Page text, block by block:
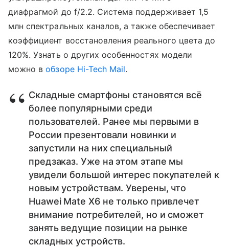
диафрагмой до f/2.2. Система поддерживает 1,5
млн спектральных каналов, а также обеспечивает
коэффициент восстановления реального цвета до
120%. Узнать о других особенностях модели
можно вобзоре Hi-Tech Mail.
Складные смартфоны становятся всё
более популярными среди
пользователей. Ранее мы первыми в
России презентовали новинки и
запустили на них специальный
предзаказ. Уже на этом этапе мы
увидели большой интерес покупателей к
новым устройствам. Уверены, что
Huawei Mate X6 не только привлечет
внимание потребителей, но и сможет
занять ведущие позиции на рынке
складных устройств.